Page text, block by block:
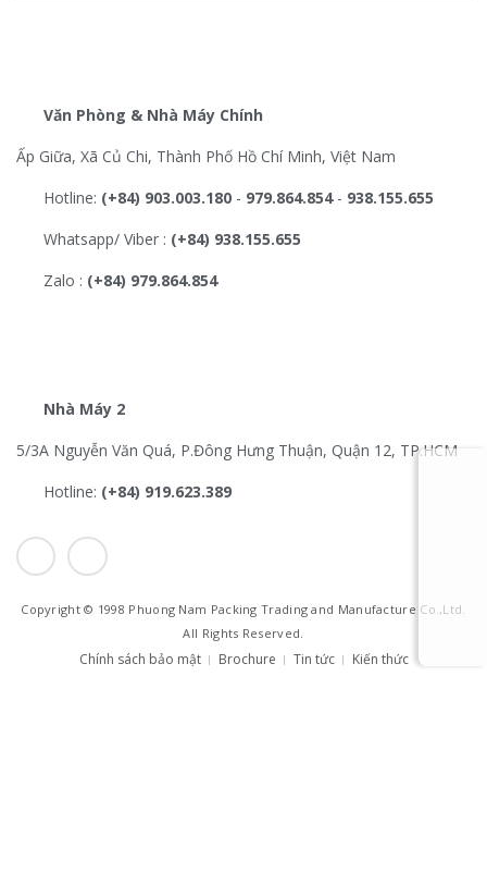
Văn Phòng & Nhà Máy Chính
Ấp Giữa, Xã Củ Chi, Thành Phố Hồ Chí Minh, Việt Nam
Hotline: (+84) 903.003.180 - 979.864.854 - 938.155.655
Whatsapp/ Viber : (+84) 938.155.655
Zalo : (+84) 979.864.854
Nhà Máy 2
5/3A Nguyễn Văn Quá, P.Đông Hưng Thuận, Quận 12, TP.HCM
Hotline: (+84) 919.623.389
o
-
c
u
u
e
Copyright © 1998 Phuong Nam Packing Trading and Manufacture Co.,Ltd.
All Rights Reserved.
Chính sách bảo mật Brochure Tin tức Kiến thức